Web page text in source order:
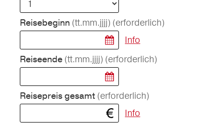
Reisebeginn (tt.mm.jjjj) (erforderlich)
Info
Reiseende (tt.mm.jjjj) (erforderlich)
Reisepreis gesamt (erforderlich)
Info